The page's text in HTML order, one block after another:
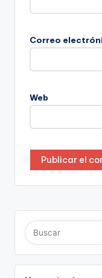
Correo
Web